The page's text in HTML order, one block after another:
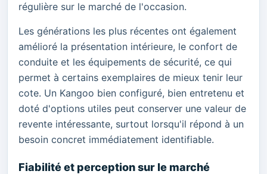
régulière sur le marché de l'occasion.
Les générations les plus récentes ont également
amélioré la présentation intérieure, le confort de
conduite et les équipements de sécurité, ce qui
permet à certains exemplaires de mieux tenir leur
cote. Un Kangoo bien configuré, bien entretenu et
doté d'options utiles peut conserver une valeur de
revente intéressante, surtout lorsqu'il répond à un
besoin concret immédiatement identifiable.
Fiabilité et perception sur le marché